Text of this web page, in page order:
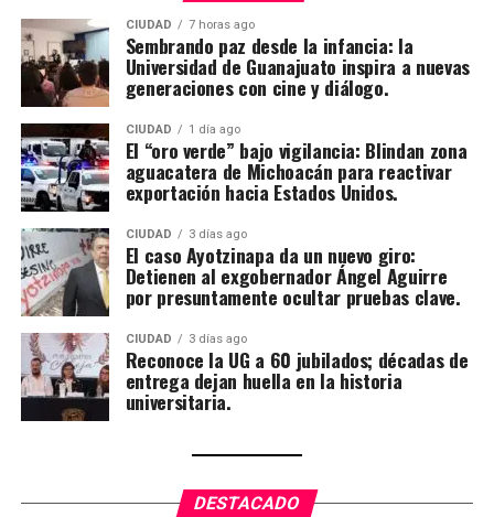
CIUDAD 7 horas ago
Sembrando paz desde la infancia: la
Universidad de Guanajuato inspira a nuevas
generaciones con cine y diálogo.
CIUDAD 1 día ago
El “oro verde” bajo vigilancia: Blindan zona
aguacatera de Michoacán para reactivar
exportación hacia Estados Unidos.
CIUDAD 3 días ago
El caso Ayotzinapa da un nuevo giro:
Detienen al exgobernador Ángel Aguirre
por presuntamente ocultar pruebas clave.
CIUDAD 3 días ago
Reconoce la UG a 60 jubilados; décadas de
entrega dejan huella en la historia
universitaria.
DESTACADO